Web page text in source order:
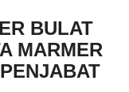
BULAT
MARMER